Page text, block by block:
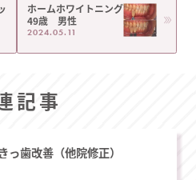
ホームホワイトニング
49歳 男性
2024.05.11
記事
歯改善（他院修正）